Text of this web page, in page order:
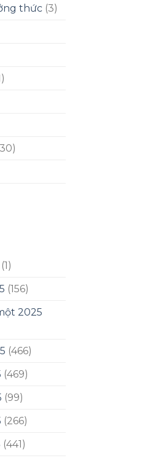
thức(3)
(156)
2025
(466)
(469)
(99)
(266)
(441)